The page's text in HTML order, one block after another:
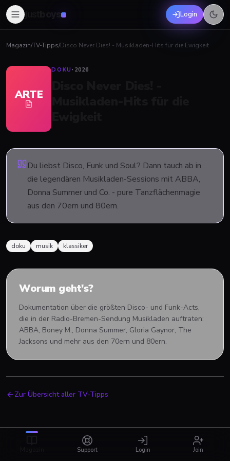
boys Login
Magazin/TV-Tipps/Disco Never Dies! - Musikladen-Hits für die Ewigkeit
ARTE
DOKU· 2026
Du liebst Disco, Funk und Soul? Dann tauch ab in
die legendären Musikladen-Sessions mit ABBA,
Donna Summer und Co. - pure Tanzflächenmagie
aus den 70ern und 80ern.
doku musik klassiker
Worum geht's?
Dokumentation über die größten Disco- und Funk-Acts,
die in der Radio-Bremen-Sendung Musikladen auftraten:
ABBA, Boney M., Donna Summer, Gloria Gaynor, The
Jacksons und mehr aus den 70ern und 80ern.
Zur Übersicht aller TV-Tipps
Support Login Join